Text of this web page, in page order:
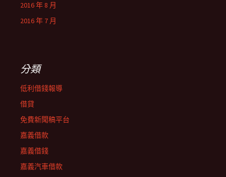
2016 年 8 月
2016 年 7 月
分類
低利借錢報導
借貸
免費新聞稿平台
嘉義借款
嘉義借錢
嘉義汽車借款